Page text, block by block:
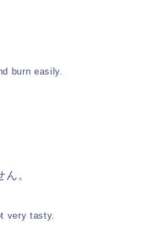
burn easily.
。
very tasty.